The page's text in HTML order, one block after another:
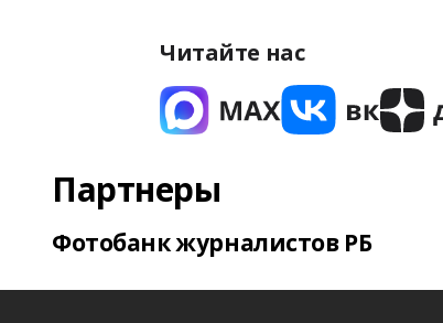
Читайте нас
Партнеры
Фотобанк журналистов РБ